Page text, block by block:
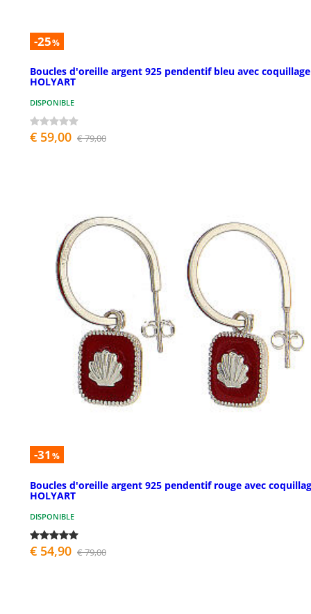
-25%
Boucles d'oreille argent 925 pendentif bleu avec coquillage
HOLYART
DISPONIBLE
€ 59,00 € 79,00
-31 %
Boucles d'oreille argent 925 pendentif rouge avec
HOLYART
DISPONIBLE
€ 54,90 € 79,00